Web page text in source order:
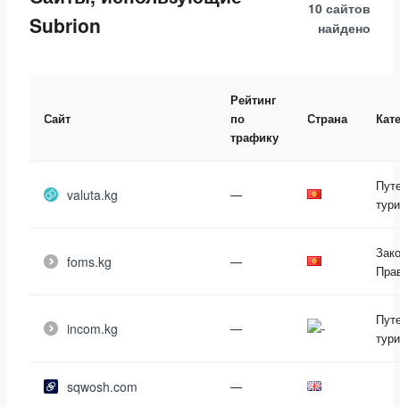
Subrion
10 сайтов
найдено
Сайт
Рейтинг
по
трафику
Страна
valuta.kg —
foms.kg —
incom.kg —
sqwosh.com —